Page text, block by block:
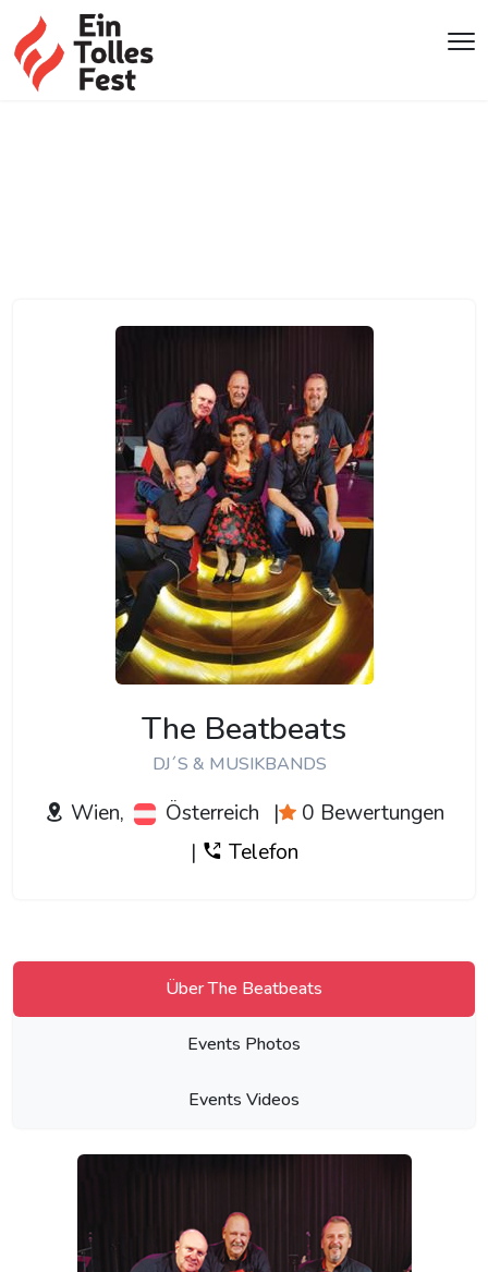
The Beatbeats
DJ´S & MUSIKBANDS
Wien, Österreich |
0 Bewertungen
|
Telefon
Über The Beatbeats
Events Photos
Events Videos